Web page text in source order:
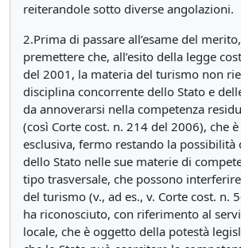
reiterandole sotto diverse angolazioni.
2.Prima di passare all’esame del
premettere che, all’esito della legge
del 2001, la materia del turismo non
disciplina concorrente dello Stato e
da annoverarsi nella competenza
(così Corte cost. n. 214 del 2006), che
esclusiva, fermo restando la possibilità
dello Stato nelle sue materie di
tipo trasversale, che possono
del turismo (v., ad es., v. Corte cost. n.
ha riconosciuto, con riferimento al
locale, che è oggetto della potestà